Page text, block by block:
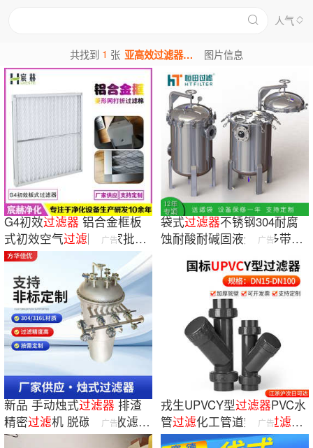
人气
共找到 1 张 亚高效过滤器图片 图片信息
G4初效过滤器铝合金框板
式初效空气过滤网厂家批发
打折棉 过滤 器
广告
袋式过滤器不锈钢304耐腐
蚀耐酸耐碱固液分离多带不
广告
新品 手动烛式过滤器排渣
精密过滤机 脱碳可回收滤饼
浆料
广告
戎生UPVCY型过滤器PVC水
管过滤化工管道塑料过滤网
全深灰水管配件
广告